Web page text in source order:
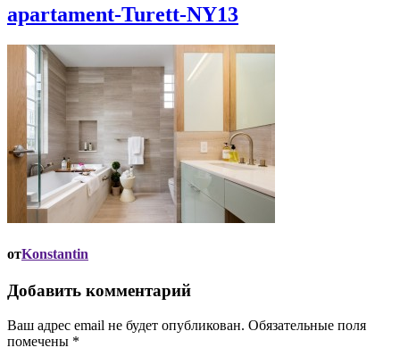
apartament-Turett-NY13
отKonstantin
Добавить комментарий
Ваш адрес email не будет опубликован. Обязательные поля
помечены *